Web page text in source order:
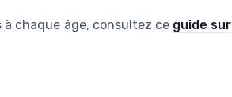
chaque âge, consultez ce guide sur